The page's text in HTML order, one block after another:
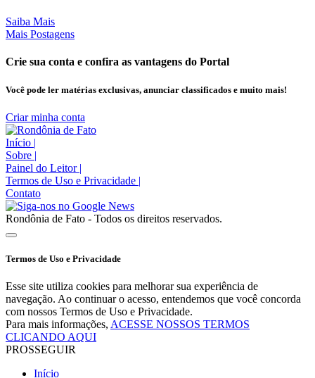
Saiba Mais
Mais Postagens
Crie sua conta e confira as vantagens do Portal
Você pode ler matérias exclusivas, anunciar classificados e muito mais!
Criar minha conta
Início |
Sobre |
Painel do Leitor |
Termos de Uso e Privacidade |
Contato
Rondônia de Fato - Todos os direitos reservados.
Termos de Uso e Privacidade
Esse site utiliza cookies para melhorar sua experiência de
navegação. Ao continuar o acesso, entendemos que você concorda
com nossos Termos de Uso e Privacidade.
Para mais informações, ACESSE NOSSOS TERMOS
CLICANDO AQUI
PROSSEGUIR
Início